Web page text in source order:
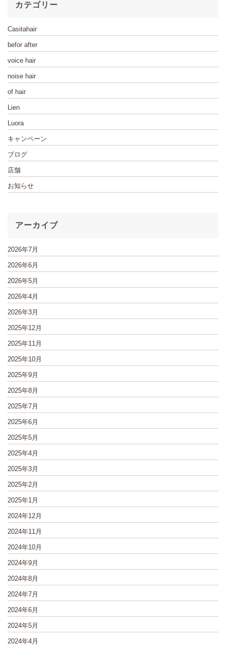
カテゴリー
Casitahair
befor after
voice hair
noise hair
of hair
Lien
Luora
キャンペーン
ブログ
店舗
お知らせ
アーカイブ
2026年7月
2026年6月
2026年5月
2026年4月
2026年3月
2025年12月
2025年11月
2025年10月
2025年9月
2025年8月
2025年7月
2025年6月
2025年5月
2025年4月
2025年3月
2025年2月
2025年1月
2024年12月
2024年11月
2024年10月
2024年9月
2024年8月
2024年7月
2024年6月
2024年5月
2024年4月